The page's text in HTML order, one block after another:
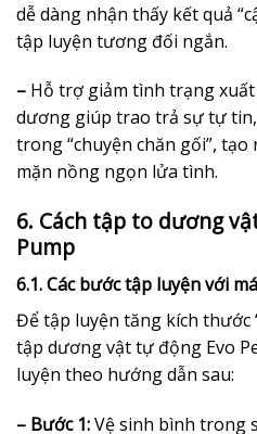
dễ dàng nhận thấy kết quả
tập luyện tương đối ngắn.
– Hỗ trợ giảm tình trạng
dương giúp trao trả sự tự
trong “chuyện chăn gối”,
mặn nồng ngọn lửa tình.
6. Cách tập to dương
Pump
6.1. Các bước tập luyện với
Để tập luyện tăng kích thước
tập dương vật tự động Evo
luyện theo hướng dẫn sau:
– Bước 1:Vệ sinh bình trong